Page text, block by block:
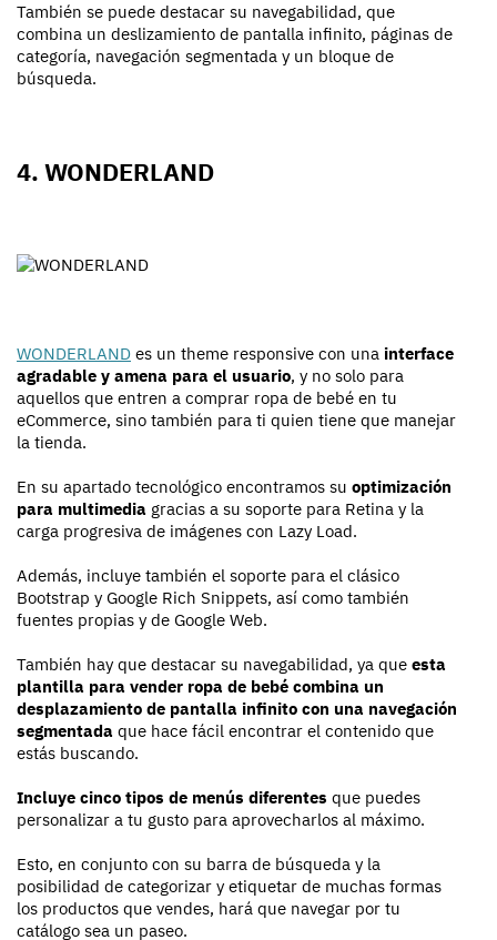
También se puede destacar su navegabilidad, que
combina un deslizamiento de pantalla infinito, páginas de
categoría, navegación segmentada y un bloque de
búsqueda.
4. WONDERLAND
WONDERLAND es un theme responsive con una interface
agradable y amena para el usuario, y no solo para
aquellos que entren a comprar ropa de bebé en tu
eCommerce, sino también para ti quien tiene que manejar
la tienda.
En su apartado tecnológico encontramos su optimización
para multimedia gracias a su soporte para Retina y la
carga progresiva de imágenes con Lazy Load.
Además, incluye también el soporte para el clásico
Bootstrap y Google Rich Snippets, así como también
fuentes propias y de Google Web.
También hay que destacar su navegabilidad, ya que esta
plantilla para vender ropa de bebé combina un
desplazamiento de pantalla infinito con una navegación
segmentada que hace fácil encontrar el contenido que
estás buscando.
Incluye cinco tipos de menús diferentes que puedes
personalizar a tu gusto para aprovecharlos al máximo.
Esto, en conjunto con su barra de búsqueda y la
posibilidad de categorizar y etiquetar de muchas formas
los productos que vendes, hará que navegar por tu
catálogo sea un paseo.